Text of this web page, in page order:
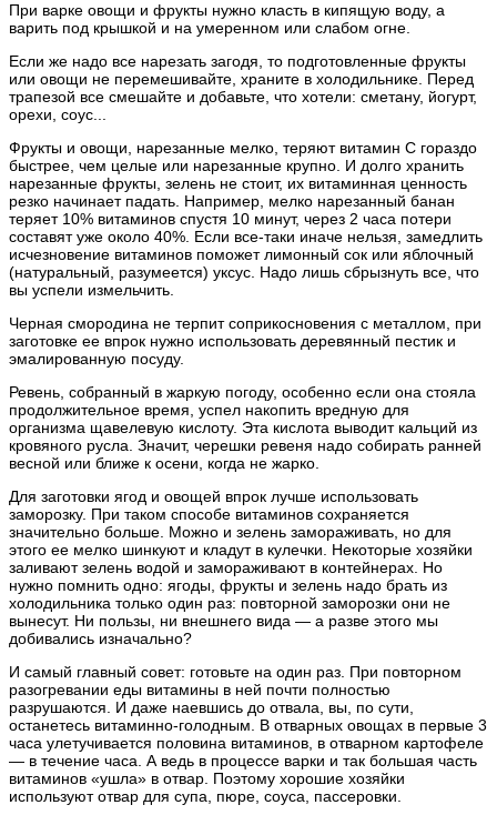
При варке овощи и фрукты нужно класть в кипящую воду, а
варить под крышкой и на умеренном или слабом огне.
Если же надо все нарезать загодя, то подготовленные фрукты
или овощи не перемешивайте, храните в холодильнике. Перед
трапезой все смешайте и добавьте, что хотели: сметану, йогурт,
орехи, соус...
Фрукты и овощи, нарезанные мелко, теряют витамин С гораздо
быстрее, чем целые или нарезанные крупно. И долго хранить
нарезанные фрукты, зелень не стоит, их витаминная ценность
резко начинает падать. Например, мелко нарезанный банан
теряет 10% витаминов спустя 10 минут, через 2 часа потери
составят уже около 40%. Если все-таки иначе нельзя, замедлить
исчезновение витаминов поможет лимонный сок или яблочный
(натуральный, разумеется) уксус. Надо лишь сбрызнуть все, что
вы успели измельчить.
Черная смородина не терпит соприкосновения с металлом, при
заготовке ее впрок нужно использовать деревянный пестик и
эмалированную посуду.
Ревень, собранный в жаркую погоду, особенно если она стояла
продолжительное время, успел накопить вредную для
организма щавелевую кислоту. Эта кислота выводит кальций из
кровяного русла. Значит, черешки ревеня надо собирать ранней
весной или ближе к осени, когда не жарко.
Для заготовки ягод и овощей впрок лучше использовать
заморозку. При таком способе витаминов сохраняется
значительно больше. Можно и зелень замораживать, но для
этого ее мелко шинкуют и кладут в кулечки. Некоторые хозяйки
заливают зелень водой и замораживают в контейнерах. Но
нужно помнить одно: ягоды, фрукты и зелень надо брать из
холодильника только один раз: повторной заморозки они не
вынесут. Ни пользы, ни внешнего вида — а разве этого мы
добивались изначально?
И самый главный совет: готовьте на один раз. При повторном
разогревании еды витамины в ней почти полностью
разрушаются. И даже наевшись до отвала, вы, по сути,
останетесь витаминно-голодным. В отварных овощах в первые 3
часа улетучивается половина витаминов, в отварном картофеле
— в течение часа. А ведь в процессе варки и так большая часть
витаминов «ушла» в отвар. Поэтому хорошие хозяйки
используют отвар для супа, пюре, соуса, пассеровки.